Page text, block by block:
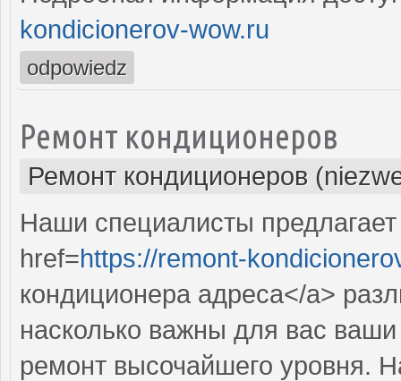
kondicionerov-wow.ru
odpowiedz
Ремонт кондиционеров
Ремонт кондиционеров
Наши специалисты
href=https://remont-
кондиционера адреса</a>
насколько важны для вас
ремонт высочайшего уровня.